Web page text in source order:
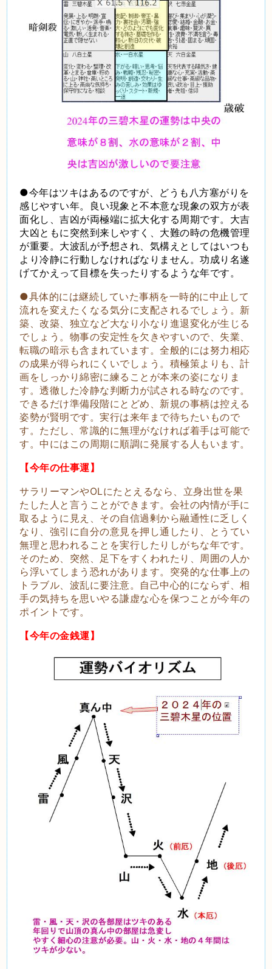
●今年はツキはあるのですが、どうも八方塞がりを
感じやすい年。良い現象と不本意な現象の双方が表
面化し、吉凶が両極端に拡大化する周期です。大吉
大凶ともに突然到来しやすく、大難の時の危機管理
が重要。大波乱が予想され、気構えとしてはいつも
より冷静に行動しなければなりません。功成り名遂
げてかえって目標を失ったりするような年です。
●具体的には継続していた事柄を一時的に中止して
流れを変えたくなる気分に支配されるでしょう。新
築、改築、独立など大なり小なり進退変化が生じる
でしょう。物事の安定性を欠きやすいので、失業、
転職の暗示も含まれています。全般的には努力相応
の成果が得られにくいでしょう。積極策よりも、計
画をしっかり綿密に練ることが本来の姿になりま
す。透徹した冷静な判断力が試される時なのです。
できるだけ準備段階にとどめ、新規の事柄は控える
姿勢が賢明です。実行は来年まで待ちたいもので
す。ただし、常識的に無理がなければ着手は可能で
す。中にはこの周期に順調に発展する人もいます。
【今年の仕事運】
サラリーマンやOLにたとえるなら、立身出世を果
たした人と言うことができます。会社の内情が手に
取るように見え、その自信過剰から融通性に乏しく
なり、強引に自分の意見を押し通したり、とうてい
無理と思われることを実行したりしがちな年です。
そのため、突然、足下をすくわれたり、周囲の人か
ら浮いてしまう恐れがあります。突発的な仕事上の
トラブル、波乱に要注意。自己中心的にならず、相
手の気持ちを思いやる謙虚な心を保つことが今年の
ポイントです。
【今年の金銭運】